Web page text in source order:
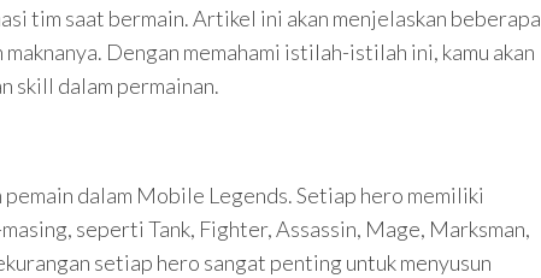
tim saat bermain. Artikel ini akan menjelaskan beberapa
Dengan memahami istilah-istilah ini, kamu akan
skill dalam permainan.
dalam Mobile Legends. Setiap hero memiliki
seperti Tank, Fighter, Assassin, Mage, Marksman,
setiap hero sangat penting untuk menyusun